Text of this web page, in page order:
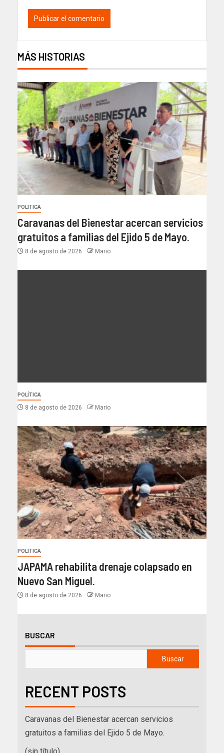
MÁS HISTORIAS
POLÍTICA
Caravanas del Bienestar acercan servicios
gratuitos a familias del Ejido 5 de Mayo.
8 de agosto de 2026 Mario
POLÍTICA
8 de agosto de 2026 Mario
POLÍTICA
JAPAMA rehabilita drenaje colapsado en
Nuevo San Miguel.
8 de agosto de 2026 Mario
BUSCAR
Buscar
RECENT POSTS
Caravanas del Bienestar acercan servicios
gratuitos a familias del Ejido 5 de Mayo.